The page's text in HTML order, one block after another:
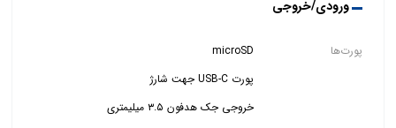
ورودی/خروجی
پورت‌ها
microSD
پورت USB-C جهت شارژ
خروجی جک هدفون ۳.۵ میلیمتری